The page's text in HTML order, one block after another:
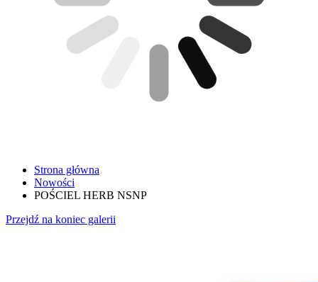
Strona główna
Nowości
POŚCIEL HERB NSNP
Przejdź na koniec galerii